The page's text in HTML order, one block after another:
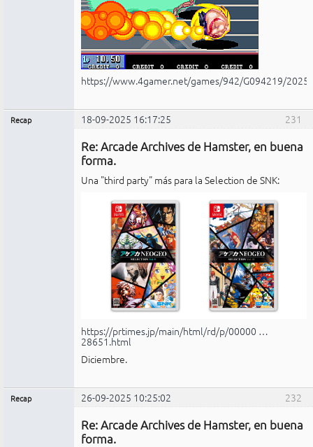
https://www.4gamer.net/games/942/G094219/
231
Recap 18-09-2025 16:17:25
Re: Arcade Archives de Hamster, en buena
forma.
Una "third party" más para la Selection de SNK:
https://prtimes.jp/main/html/rd/p/00000 …
28651.html
Diciembre.
232
Recap 26-09-2025 10:25:02
Re: Arcade Archives de Hamster, en buena
forma.